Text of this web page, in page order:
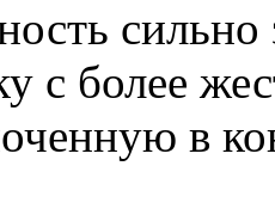
сильно
с более
в